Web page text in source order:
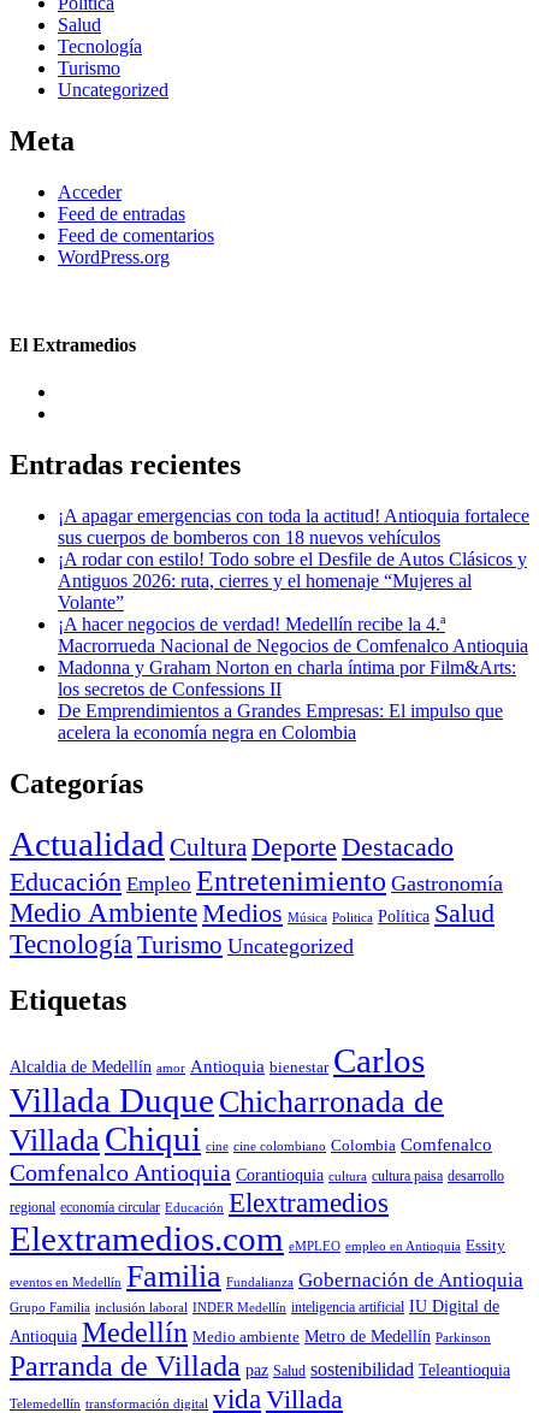
Salud
Tecnología
Turismo
Uncategorized
Meta
Acceder
Feed de entradas
Feed de comentarios
WordPress.org
El Extramedios
Entradas recientes
¡A apagar emergencias con toda la actitud! Antioquia fortalece
sus cuerpos de bomberos con 18 nuevos vehículos
¡A rodar con estilo! Todo sobre el Desfile de Autos Clásicos y
Antiguos 2026: ruta, cierres y el homenaje “Mujeres al
Volante”
¡A hacer negocios de verdad! Medellín recibe la 4.ª
Macrorrueda Nacional de Negocios de Comfenalco Antioquia
Madonna y Graham Norton en charla íntima por Film&Arts:
los secretos de Confessions II
De Emprendimientos a Grandes Empresas: El impulso que
acelera la economía negra en Colombia
Categorías
Actualidad CulturaDeporte Destacado
Educación Empleo Entretenimiento Gastronomía
Medio AmbienteMedios Música Politica Política Salud
Tecnología Turismo Uncategorized
Etiquetas
Alcaldia de Medellín amor Antioquia bienestar Carlos
Villada Duque Chicharronada de
Villada Chiqui cine cine colombiano Colombia Comfenalco
Comfenalco Antioquia Corantioquia cultura cultura paisa desarrollo
regional economía circular Educación Elextramedios
Elextramedios.com eMPLEO empleo en Antioquia Essity
eventos en Medellín Familia Fundalianza Gobernación de Antioquia
Grupo Familia inclusión laboral INDER Medellín inteligencia artificial IU Digital de
Antioquia Medellín Medio ambiente Metro de Medellín Parkinson
Parranda de Villada paz Salud sostenibilidad Teleantioquia
Telemedellín transformación digital vida Villada